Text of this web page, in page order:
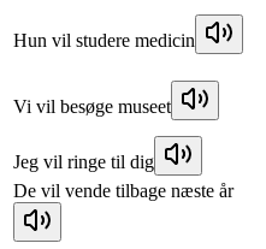
Hun vil studere medicin
Vi vil besøge museet
Jeg vil ringe til dig
De vil vende tilbage næste år